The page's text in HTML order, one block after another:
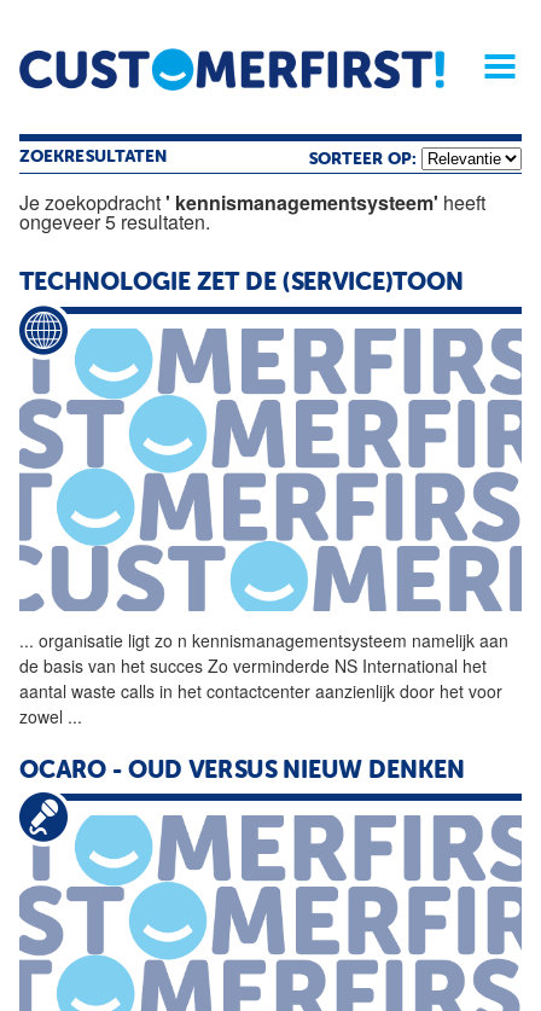
Home Opinie Archief
Magazine
ZOEKRESULTATEN SORTEER OP:
Je zoekopdracht' kennismanagementsysteem' heeft
ongeveer 5 resultaten.
TECHNOLOGIE ZET DE (SERVICE)TOON
... organisatie ligt zo n kennismanagementsysteem namelijk aan
de basis van het succes Zo verminderde NS International het
aantal waste calls in het contactcenter aanzienlijk door het voor
zowel ...
OCARO - OUD VERSUS NIEUW DENKEN